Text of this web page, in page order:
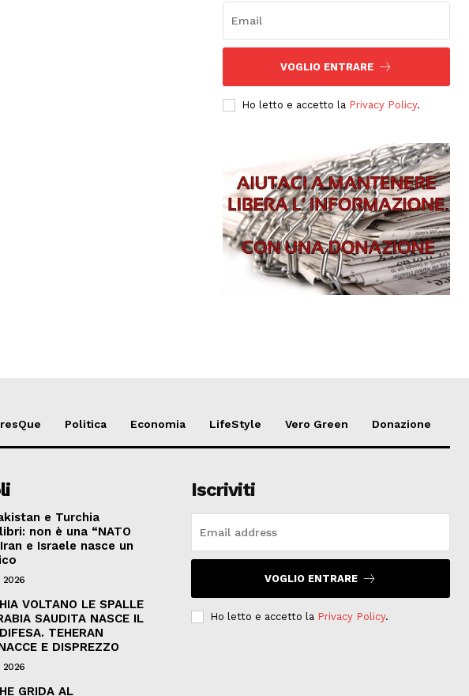
VOGLIO ENTRARE
Ho letto e accetto la Privacy Policy.
Politica Economia LifeStyle Vero Green Donazione
e Turchia
non è una “NATO
e Israele nasce un
2026
VOLTANO LE SPALLE
SAUDITA NASCE IL
TEHERAN
E DISPREZZO
2026
GRIDA AL
Iscriviti
VOGLIO ENTRARE
Ho letto e accetto la Privacy Policy.